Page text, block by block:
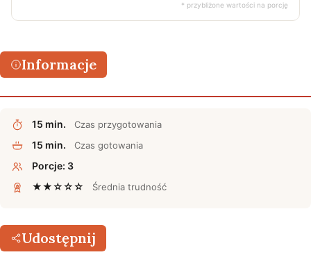
* przybliżone wartości na porcję
Informacje
15 min. Czas przygotowania
15 min. Czas gotowania
Porcje: 3
★★☆☆☆
Średnia trudność
Udostępnij